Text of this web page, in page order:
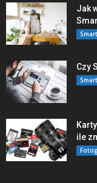
Jak
Czy
ile